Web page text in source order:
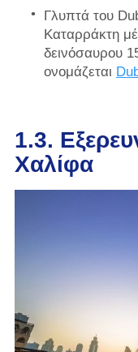
Γλυπτά του
Καταρράκτη
δεινόσαυρου
ονομάζεται
1.3.
Χαλίφα